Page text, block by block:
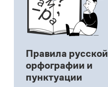
Правила русской
орфографии и
пунктуации